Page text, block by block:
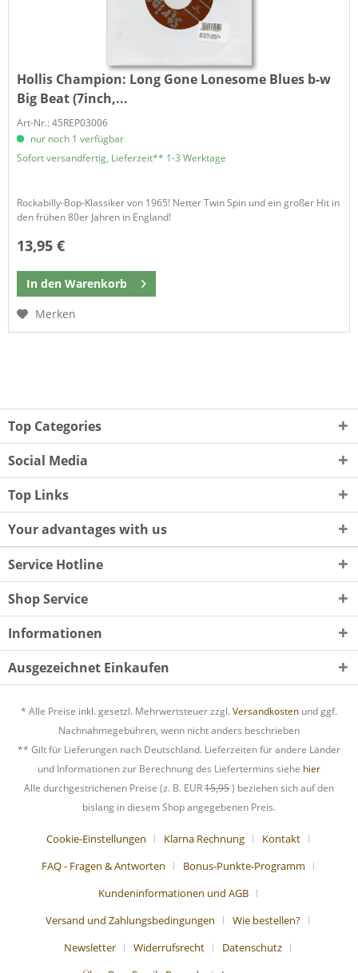
Hollis Champion: Long Gone Lonesome Blues b-w
Big Beat (7inch,...
Art-Nr.: 45REP03006
nur noch 1 verfügbar
Sofort versandfertig, Lieferzeit** 1-3 Werktage
Rockabilly-Bop-Klassiker von 1965! Netter Twin Spin und ein großer Hit in
den frühen 80er Jahren in England!
13,95 €
In den Warenkorb
Merken
Top Categories
Social Media
Top Links
Your advantages with us
Service Hotline
Shop Service
Informationen
Ausgezeichnet Einkaufen
* Alle Preise inkl. gesetzl. Mehrwertsteuer zzgl. Versandkosten und ggf.
Nachnahmegebühren, wenn nicht anders beschrieben
** Gilt für Lieferungen nach Deutschland. Lieferzeiten für andere Länder
und Informationen zur Berechnung des Liefertermins siehe hier
Alle durchgestrichenen Preise (z. B. EUR15,95) beziehen sich auf den
bislang in diesem Shop angegebenen Preis.
Cookie-Einstellungen Klarna Rechnung
Kontakt
FAQ - Fragen & Antworten
Bonus-Punkte-Programm
Kundeninformationen und AGB
Versand und Zahlungsbedingungen
Wie bestellen?
Newsletter
Widerrufsrecht
Datenschutz